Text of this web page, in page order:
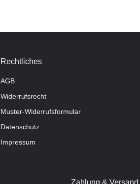
Rechtliches
AGB
Widerrufsrecht
Muster-Widerrufsformular
Datenschutz
Impressum